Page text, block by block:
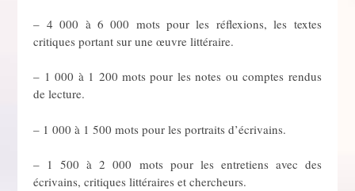
– 4 000 à 6 000 mots pour les réflexions, les textes
critiques portant sur une œuvre littéraire.
– 1 000 à 1 200 mots pour les notes ou comptes rendus
de lecture.
– 1 000 à 1 500 mots pour les portraits d’écrivains.
– 1 500 à 2 000 mots pour les entretiens avec des
écrivains, critiques littéraires et chercheurs.